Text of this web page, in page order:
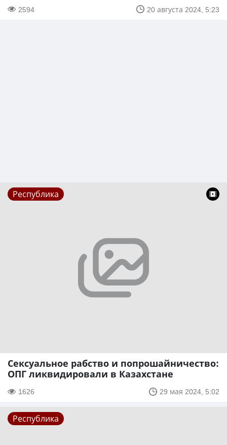
2594 20 августа 2024, 5:23
Республика
Сексуальное рабство и попрошайничество:
ОПГ ликвидировали в Казахстане
1626 29 мая 2024, 5:02
Республика